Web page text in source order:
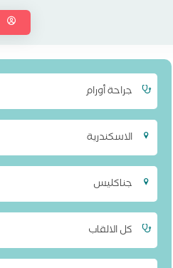
جراحة أورام
الاسكندرية
جناكليس
كل الالقاب